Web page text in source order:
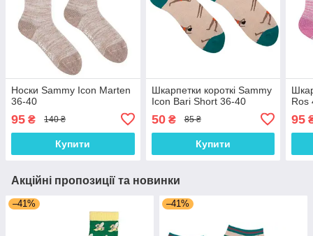
Носки Sammy Icon Marten
36-40
95 ₴ 140 ₴
Купити
Шкарпетки короткі Sammy
Icon Bari Short 36-40
50₴ 85 ₴
Купити
Ros
95
Акційні пропозиції та новинки
–41% –41%